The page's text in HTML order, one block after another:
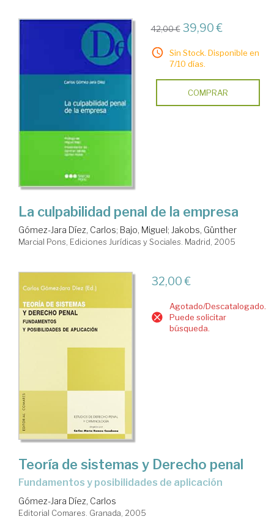
42,00 € 39,90 €
Sin Stock. Disponible en
7/10 días.
COMPRAR
La culpabilidad penal de la empresa
Gómez-Jara Díez, Carlos; Bajo, Miguel; Jakobs, Günther
Marcial Pons, Ediciones Jurídicas y Sociales. Madrid, 2005
32,00 €
Agotado/Descatalogado.
Puede solicitar
búsqueda.
Teoría de sistemas y Derecho penal
fundamentos y posibilidades de aplicación
Gómez-Jara Díez, Carlos
Editorial Comares. Granada, 2005